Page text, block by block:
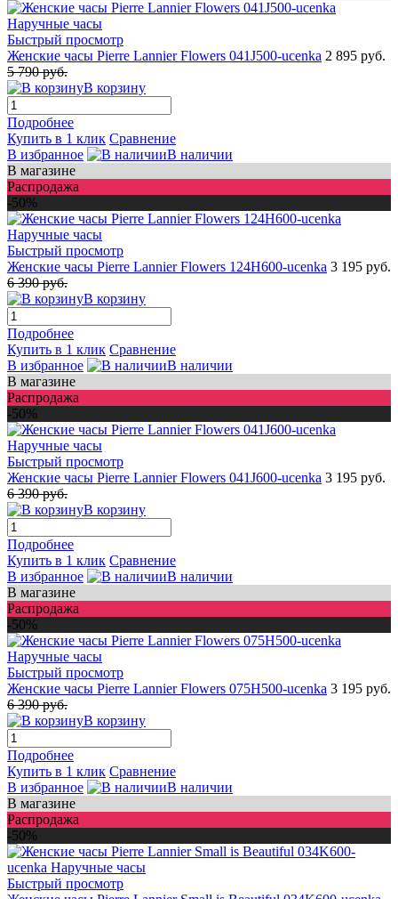
Быстрый просмотр
Женские часы Pierre Lannier Flowers 041J500-ucenka 2 895 руб.
5 790 руб.
В корзину
Подробнее
Купить в 1 клик Сравнение
В избранное
В наличии
В магазине
Распродажа
-50%
Быстрый просмотр
Женские часы Pierre Lannier Flowers 124H600-ucenka 3 195 руб.
6 390 руб.
В корзину
Подробнее
Купить в 1 клик Сравнение
В избранное
В наличии
В магазине
Распродажа
-50%
Быстрый просмотр
Женские часы Pierre Lannier Flowers 041J600-ucenka 3 195 руб.
6 390 руб.
В корзину
Подробнее
Купить в 1 клик Сравнение
В избранное
В наличии
В магазине
Распродажа
-50%
Быстрый просмотр
Женские часы Pierre Lannier Flowers 075H500-ucenka 3 195 руб.
6 390 руб.
В корзину
Подробнее
Купить в 1 клик Сравнение
В избранное
В наличии
В магазине
Распродажа
-50%
Быстрый просмотр